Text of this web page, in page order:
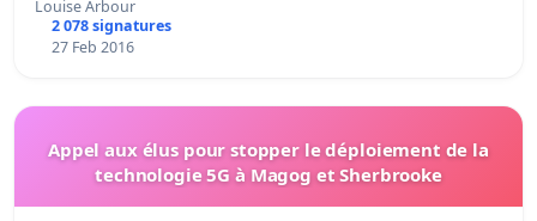
Louise Arbour
2 078 signatures
27 Feb 2016
Appel aux élus pour stopper le déploiement de la
technologie 5G à Magog et Sherbrooke